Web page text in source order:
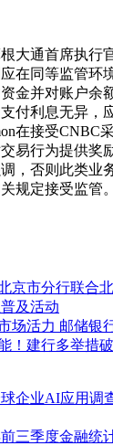
大通首席执行
在同等监管环
金并对账户余
付利息无异，
在接受CNBC
易行为提供奖
，否则此类业
规定接受监管。
京市分行联合
及活动
场活力 邮储银
！建行多举措
企业AI应用调
三季度金融统